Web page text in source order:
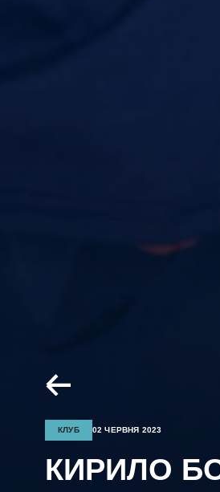
КЛУБ 02 ЧЕРВНЯ 2023
КИРИЛО